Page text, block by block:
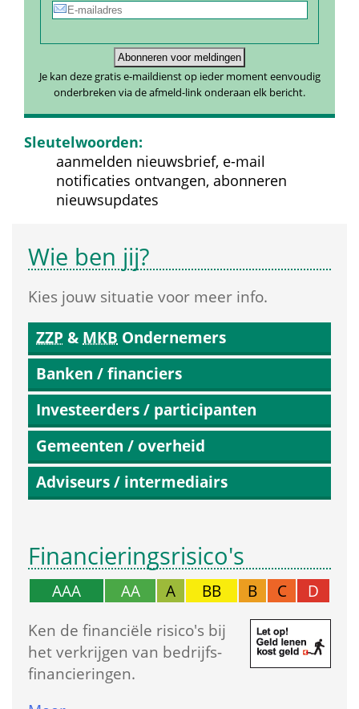
Je kan deze gratis e-maildienst op ieder moment eenvoudig
onderbreken via de afmeld-link onderaan elk bericht.
Sleutelwoorden:
aanmelden nieuwsbrief, e-mail
notificaties ontvangen, abonneren
nieuwsupdates
Wie ben jij?
Kies jouw situatie voor meer info.
ZZP & MKB Ondernemers
Banken / financiers
Investeerders / participanten
Gemeenten / overheid
Adviseurs / intermediairs
Financierings­risico's
AAA AA A BB B C
D
Ken de financiële risico's bij
het verkrijgen van bedrijfs­
financieringen.